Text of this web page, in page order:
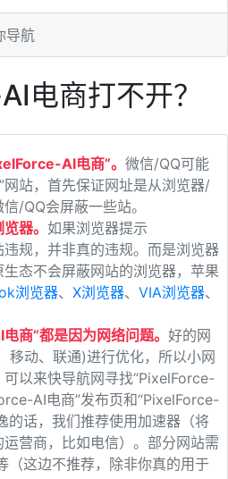
导航
电商打不开？
AI电商”。 微信/QQ可能
站，首先保证网址是从浏览器/
/QQ会屏蔽一些站。
器。 如果浏览器提示
规，并非真的违规。而是浏览器
态不会屏蔽网站的浏览器，苹果
浏览器、 X浏览器、 VIA浏览器、
商”都是因为网络问题。 好的网
移动、联通)进行优化，所以小网
以来快导航网寻找“PixelForce-
AI电商”发布页和“PixelForce-
的话，我们推荐使用加速器（将
营商，比如电信）。部分网站需
这边不推荐，除非你真的用于